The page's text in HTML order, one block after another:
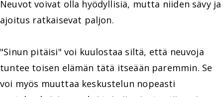
Neuvot voivat olla hyödyllisiä, mutta niiden sävy ja
ajoitus ratkaisevat paljon.
"Sinun pitäisi" voi kuulostaa siltä, että neuvoja
tuntee toisen elämän tätä itseään paremmin. Se
voi myös muuttaa keskustelun nopeasti